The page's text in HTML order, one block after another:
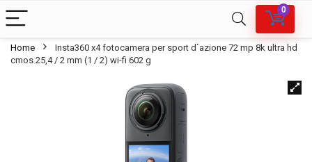
0
Home
Insta360 x4 fotocamera per sport d`azione 72 mp 8k ultra hd
cmos 25,4 / 2 mm (1 / 2) wi-fi 602 g